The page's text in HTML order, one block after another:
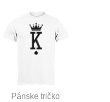
Pánske tričko